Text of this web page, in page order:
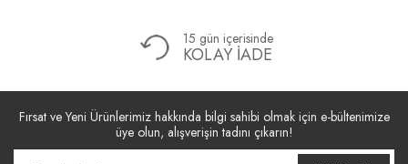
15 gün içerisinde
KOLAY İADE
Fırsat ve Yeni Ürünlerimiz hakkında bilgi sahibi olmak için e-bültenimize
üye olun, alışverişin tadını çıkarın!